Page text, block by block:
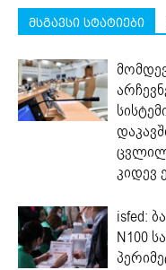
მსგავსი სტატიები
კიდევ
isfed:
N100